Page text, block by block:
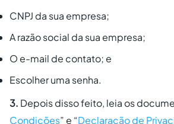
CNPJ da sua empresa;
A razão social da sua empresa;
O e-mail de contato; e
Escolher uma senha.
3. Depois disso feito, leia os
Condições” e “Declaração de